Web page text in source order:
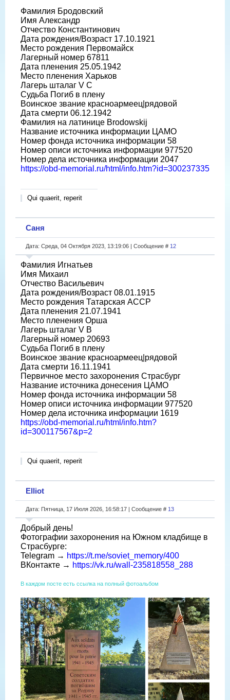
Фамилия Бродовский
Имя Александр
Отчество Константинович
Дата рождения/Возраст 17.10.1921
Место рождения Первомайск
Лагерный номер 67811
Дата пленения 25.05.1942
Место пленения Харьков
Лагерь шталаг V C
Судьба Погиб в плену
Воинское звание красноармеец|рядовой
Дата смерти 06.12.1942
Фамилия на латинице Brodowskij
Название источника информации ЦАМО
Номер фонда источника информации 58
Номер описи источника информации 977520
Номер дела источника информации 2047
https://obd-memorial.ru/html/info.htm?id=300237335
Qui quaerit, reperit
Саня
Дата: Среда, 04 Октября 2023, 13:19:06 | Сообщение # 12
Фамилия Игнатьев
Имя Михаил
Отчество Васильевич
Дата рождения/Возраст 08.01.1915
Место рождения Татарская АССР
Дата пленения 21.07.1941
Место пленения Орша
Лагерь шталаг V B
Лагерный номер 20693
Судьба Погиб в плену
Воинское звание красноармеец|рядовой
Дата смерти 16.11.1941
Первичное место захоронения Страсбург
Название источника донесения ЦАМО
Номер фонда источника информации 58
Номер описи источника информации 977520
Номер дела источника информации 1619
https://obd-memorial.ru/html/info.htm?
id=300117567&p=2
Qui quaerit, reperit
Elliot
Дата: Пятница, 17 Июля 2026, 16:58:17 | Сообщение # 13
Добрый день!
Фотографии захоронения на Южном кладбище в
Страсбурге:
Telegram → https://t.me/soviet_memory/400
ВКонтакте → https://vk.ru/wall-235818558_288
В каждом посте есть ссылка на полный фотоальбом